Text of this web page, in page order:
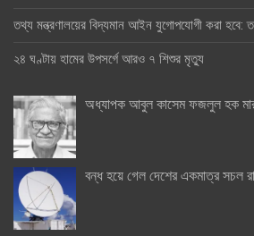
তথ্য মন্ত্রণালয়ের বিদ্যমান আইন যুগোপযোগী করা হবে:
২৪ ঘণ্টায় হামের উপসর্গে আরও ৭ শিশুর মৃত্যু
অধ্যাপক আবুল কাসেম ফজলুল হক
বন্ধ হয়ে গেল দেশের একমাত্র সচল